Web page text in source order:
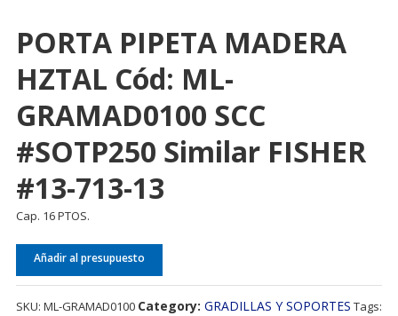
PORTA PIPETA MADERA
HZTAL Cód: ML-
GRAMAD0100 SCC
#SOTP250 Similar FISHER
#13-713-13
Cap. 16 PTOS.
Añadir al presupuesto
SKU: ML-GRAMAD0100 Category: GRADILLAS Y SOPORTES Tags: